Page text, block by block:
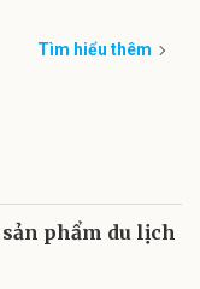
Tìm hiểu thêm
phẩm du lịch